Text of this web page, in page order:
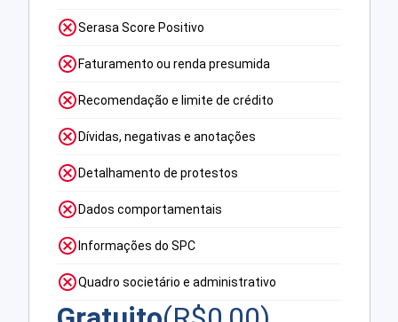
Serasa Score Positivo
Faturamento ou renda presumida
Recomendação e limite de crédito
Dívidas, negativas e anotações
Detalhamento de protestos
Dados comportamentais
Informações do SPC
Quadro societário e administrativo